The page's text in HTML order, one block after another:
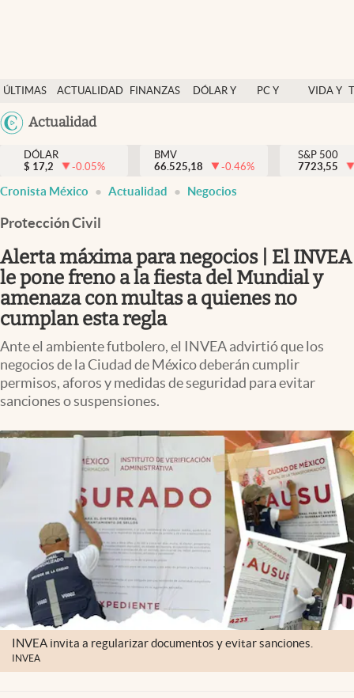
ÚLTIMAS
NOTICIAS
ACTUALIDAD
FINANZAS
DÓLAR Y
PC Y
VIDA Y
México
Actualidad
Actualidad
Finanzas y economía
Dólar y mercados
Pc y celular
Vida y estilo
Clima
Espiritualidad
abre en nueva pestaña
México
DÓLAR
$ 17,2 -0.05%
BMV
66.525,18
-0.46%
S&P 500
7723,55
Cronista México Actualidad Negocios
Protección Civil
Alerta máxima para negocios | El INVEA
le pone freno a la fiesta del Mundial y
amenaza con multas a quienes no
cumplan esta regla
Ante el ambiente futbolero, el INVEA advirtió que los
negocios de la Ciudad de México deberán cumplir
permisos, aforos y medidas de seguridad para evitar
sanciones o suspensiones.
INVEA invita a regularizar documentos y evitar sanciones.
INVEA